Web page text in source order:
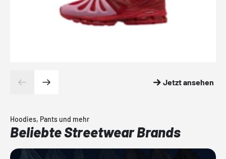
Jetzt ansehen
Hoodies, Pants und mehr
Beliebte Streetwear Brands